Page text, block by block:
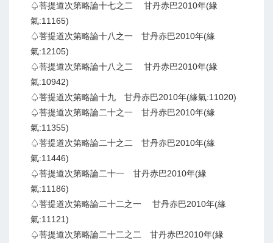
♤菩提道次第略論十七之二 甘丹赤巴2010年(緣
氣:11165)
♤菩提道次第略論十八之一 甘丹赤巴2010年(緣
氣:12105)
♤菩提道次第略論十八之二 甘丹赤巴2010年(緣
氣:10942)
♤菩提道次第略論十九 甘丹赤巴2010年(緣氣:11020)
♤菩提道次第略論二十之一 甘丹赤巴2010年(緣
氣:11355)
♤菩提道次第略論二十之二 甘丹赤巴2010年(緣
氣:11446)
♤菩提道次第略論二十一 甘丹赤巴2010年(緣
氣:11186)
♤菩提道次第略論二十二之一 甘丹赤巴2010年(緣
氣:11121)
♤菩提道次第略論二十二之二 甘丹赤巴2010年(緣